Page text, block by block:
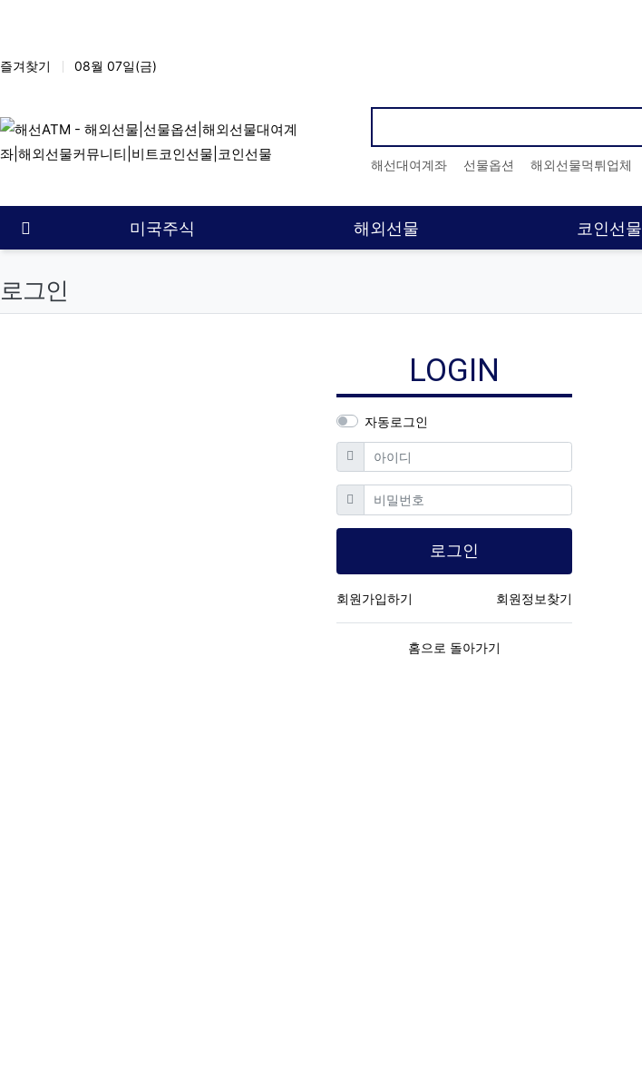
상단 네비
즐겨찾기 08월 07일(금)
인기검색어
해선대여계좌 선물옵션 해외선물먹튀업체
메인 메뉴 미국주식 해외선물 코인선물
로그인
LOGIN
자동로그인
아이디
필수
비밀번호필수
로그인
회원가입하기 회원정보찾기
홈으로 돌아가기